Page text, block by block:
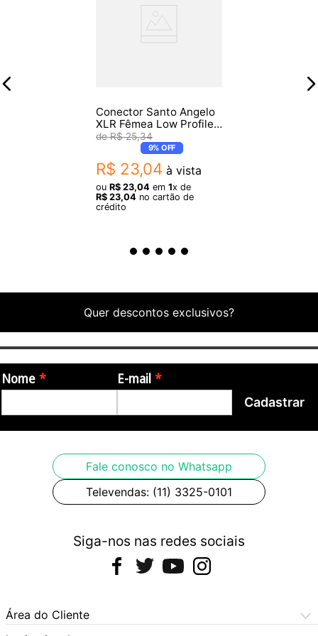
Fotos meramente ilustrativas.
Conector Santo Angelo
XLR Fêmea Low Profile
90 Graus
R$ 25,34
9% OFF
R$ 23,04 à vista
ou R$ 23,04 em 1x de
R$ 23,04 no cartão de
crédito
Quer descontos exclusivos?
Nome E-mail
Cadastrar
Fale conosco no Whatsapp
Televendas: (11) 3325-0101
Siga-nos nas redes sociais
Área do Cliente